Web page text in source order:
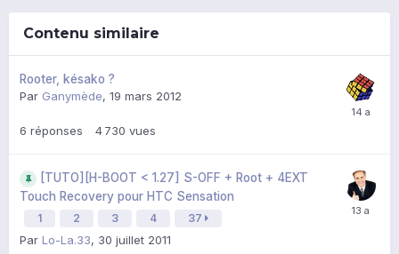
Contenu similaire
Rooter, késako ?
Par Ganymède, 19 mars 2012
6 réponses 4 730 vues
[TUTO][H-BOOT < 1.27] S-OFF + Root + 4EXT
Touch Recovery pour HTC Sensation
1 2 3 4 37
Par Lo-La.33, 30 juillet 2011